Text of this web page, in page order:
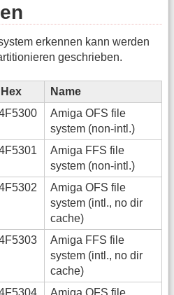
erkennen kann werden
geschrieben.
Hex
Name
Amiga OFS file
system (non-intl.)
Amiga FFS file
system (non-intl.)
Amiga OFS file
system (intl., no dir
cache)
Amiga FFS file
system (intl., no dir
cache)
Amiga OFS file